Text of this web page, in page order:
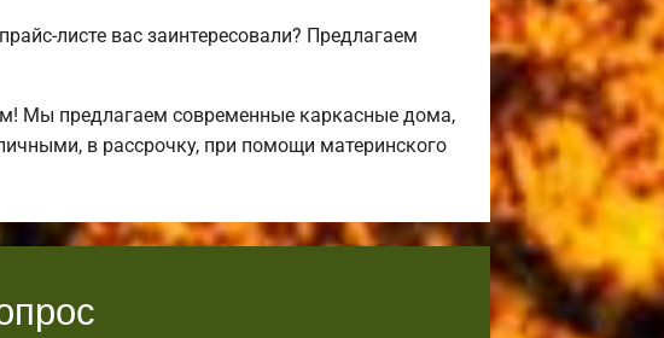
листе вас заинтересовали? Предлагаем
Мы предлагаем современные каркасные дома,
в рассрочку, при помощи материнского